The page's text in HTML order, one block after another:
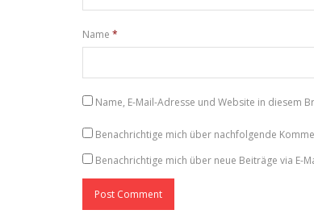
Name *
Name, E-Mail-Adresse und Website in diesem
Benachrichtige mich über nachfolgende
Benachrichtige mich über neue Beiträge via E-